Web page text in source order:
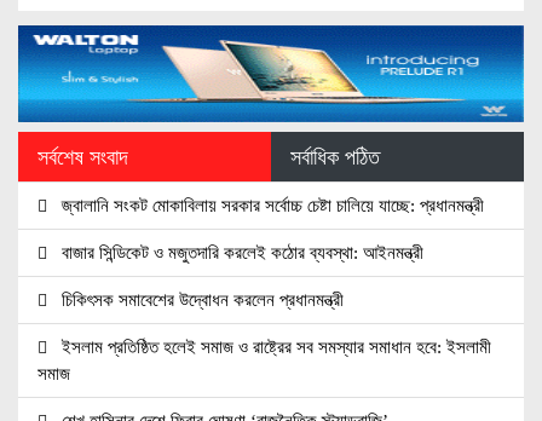
সর্বশেষ সংবাদ সর্বাধিক পঠিত
জ্বালানি সংকট মোকাবিলায় সরকার সর্বোচ্চ চেষ্টা চালিয়ে যাচ্ছে: প্রধানমন্ত্রী
বাজার সিন্ডিকেট ও মজুতদারি করলেই কঠোর ব্যবস্থা: আইনমন্ত্রী
চিকিৎসক সমাবেশের উদ্বোধন করলেন প্রধানমন্ত্রী
ইসলাম প্রতিষ্ঠিত হলেই সমাজ ও রাষ্ট্রের সব সমস্যার সমাধান হবে: ইসলামী
সমাজ